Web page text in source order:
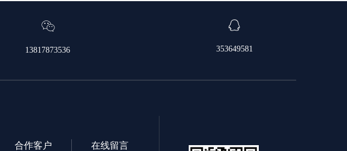
13817873536 353649581
合作客户 在线留言